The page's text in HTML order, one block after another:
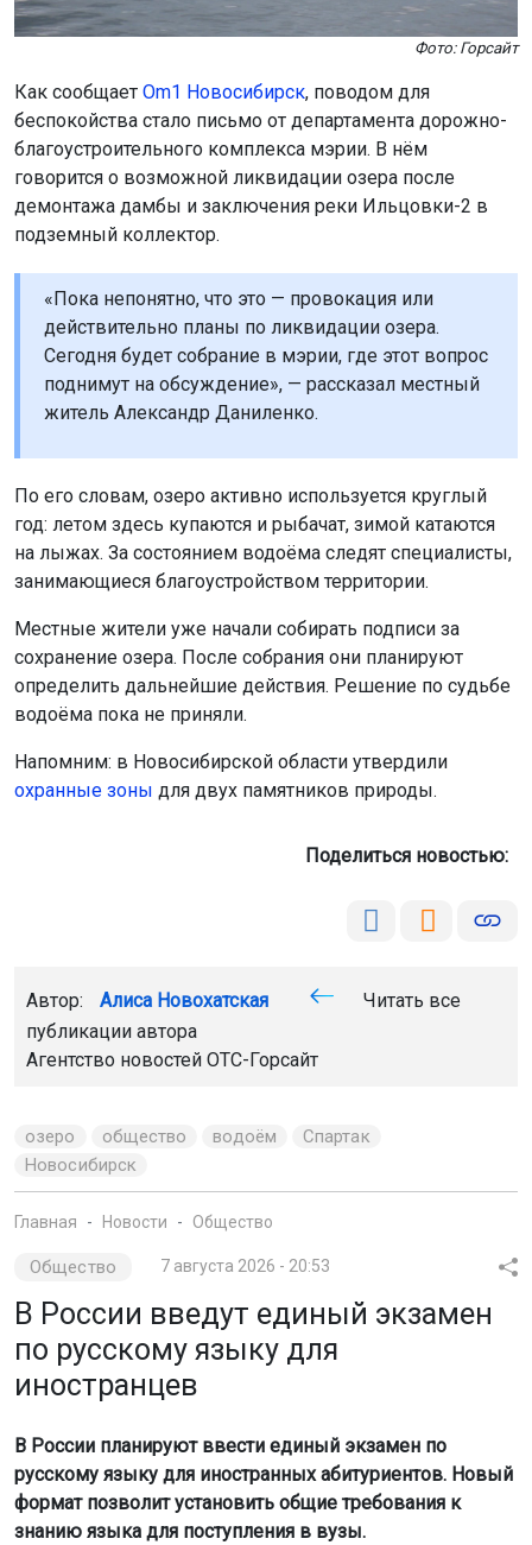
Фото: Горсайт
Как сообщает Om1 Новосибирск, поводом для
беспокойства стало письмо от департамента дорожно-
благоустроительного комплекса мэрии. В нём
говорится о возможной ликвидации озера после
демонтажа дамбы и заключения реки Ильцовки-2 в
подземный коллектор.
«Пока непонятно, что это — провокация или
действительно планы по ликвидации озера.
Сегодня будет собрание в мэрии, где этот вопрос
поднимут на обсуждение», — рассказал местный
житель Александр Даниленко.
По его словам, озеро активно используется круглый
год: летом здесь купаются и рыбачат, зимой катаются
на лыжах. За состоянием водоёма следят специалисты,
занимающиеся благоустройством территории.
Местные жители уже начали собирать подписи за
сохранение озера. После собрания они планируют
определить дальнейшие действия. Решение по судьбе
водоёма пока не приняли.
Напомним: в Новосибирской области утвердили
охранные зоны для двух памятников природы.
Поделиться новостью:
Автор: Алиса Новохатская
Читать все
публикации автора
Агентство новостей ОТС-Горсайт
озеро общество водоём
Спартак
Новосибирск
Главная Новости Общество
Общество 7 августа 2026 - 20:53
В России введут единый экзамен
по русскому языку для
иностранцев
В России планируют ввести единый экзамен по
русскому языку для иностранных абитуриентов. Новый
формат позволит установить общие требования к
знанию языка для поступления в вузы.